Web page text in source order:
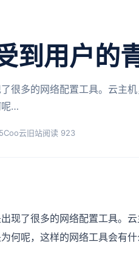
到用户的
很多的网络配置工具。云主
呢…
Coo云旧站阅读 923
了很多的网络配置工具。云
何呢，这样的网络工具会有什